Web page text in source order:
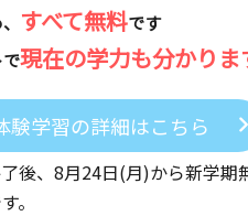
すべて無料です
現在の学力も分かりま
験学習の詳細はこちら
後、 8月24日(月)から新学期
。